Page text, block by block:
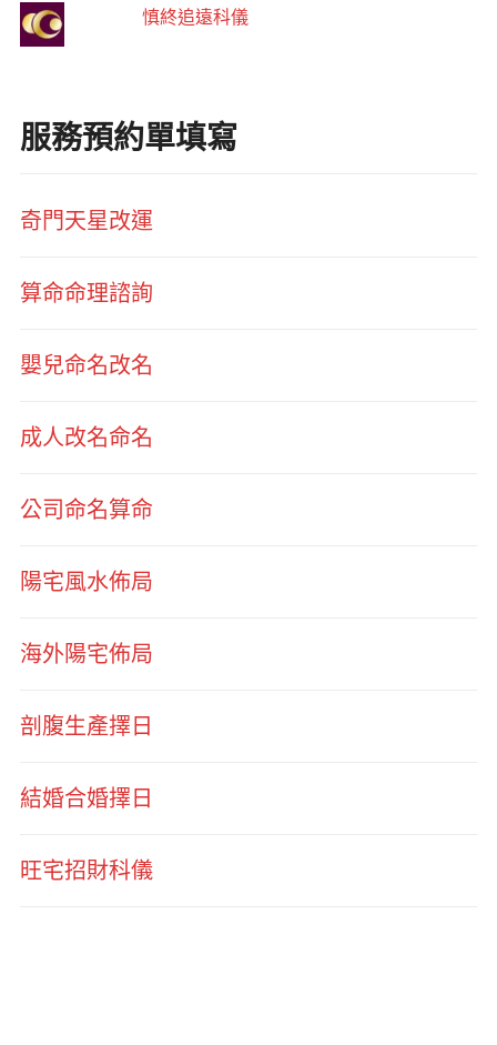
慎終追遠科儀
服務預約單填寫
奇門天星改運
算命命理諮詢
嬰兒命名改名
成人改名命名
公司命名算命
陽宅風水佈局
海外陽宅佈局
剖腹生產擇日
結婚合婚擇日
旺宅招財科儀